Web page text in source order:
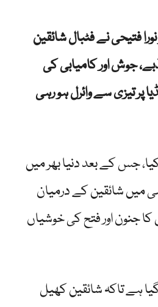
فتیحی نے فٹبال شائقین
جوش اور کامیابی کی
پر تیزی سے وائرل ہو رہی
جس کے بعد دنیا بھر میں
میں شائقین کے درمیان
جنون اور فتح کی خوشیاں
ہے تاکہ شائقین کھیل